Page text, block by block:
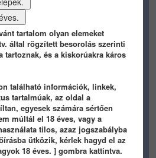
qdb
oldal
tartalom olyan elemeket
által rögzített besorolás szerinti
tartoznak, és a kiskorúakra káros
található információk, linkek,
tartalmúak, az oldal a
egyesek számára sértően
múltál el 18 éves, vagy a
tilos, azaz jogszabályba
ütközik, kérlek hagyd el az
18 éves. ] gombra kattintva.